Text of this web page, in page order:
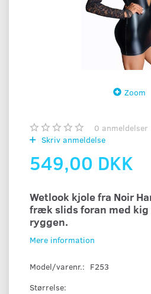
Zoom
0 anmeldelser
Skriv anmeldelse
549,00 DKK
Wetlook kjole fra Noir
fræk slids foran med
ryggen.
Mere information
Model/varenr.: F253
Størrelse: